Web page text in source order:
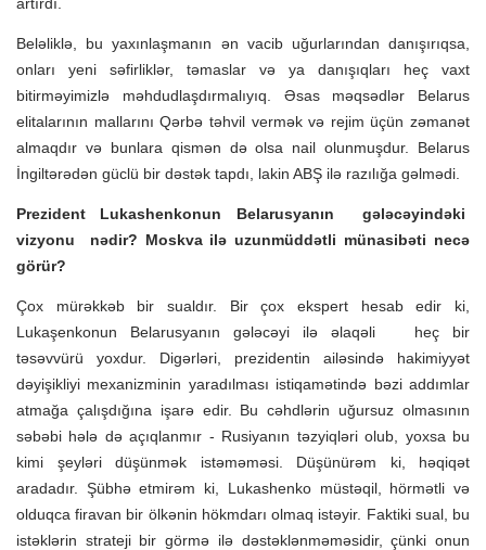
Beləliklə, bu yaxınlaşmanın ən vacib uğurlarından danışırıqsa,
onları yeni səfirliklər, təmaslar və ya danışıqları heç vaxt
bitirməyimizlə məhdudlaşdırmalıyıq. Əsas məqsədlər Belarus
elitalarının mallarını Qərbə təhvil vermək və rejim üçün zəmanət
almaqdır və bunlara qismən də olsa nail olunmuşdur. Belarus
İngiltərədən güclü bir dəstək tapdı, lakin ABŞ ilə razılığa gəlmədi.
Prezident Lukashenkonun Belarusyanın gələcəyindəki
vizyonu nədir? Moskva ilə uzunmüddətli münasibəti necə
görür?
Çox mürəkkəb bir sualdır. Bir çox ekspert hesab edir ki,
Lukaşenkonun Belarusyanın gələcəyi ilə əlaqəli heç bir
təsəvvürü yoxdur. Digərləri, prezidentin ailəsində hakimiyyət
dəyişikliyi mexanizminin yaradılması istiqamətində bəzi addımlar
atmağa çalışdığına işarə edir. Bu cəhdlərin uğursuz olmasının
səbəbi hələ də açıqlanmır - Rusiyanın təzyiqləri olub, yoxsa bu
kimi şeyləri düşünmək istəməməsi. Düşünürəm ki, həqiqət
aradadır. Şübhə etmirəm ki, Lukashenko müstəqil, hörmətli və
olduqca firavan bir ölkənin hökmdarı olmaq istəyir. Faktiki sual, bu
istəklərin strateji bir görmə ilə dəstəklənməməsidir, çünki onun